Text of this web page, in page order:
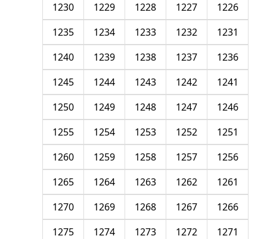
1226
1227
1228
1229
1230
1231
1232
1233
1234
1235
1236
1237
1238
1239
1240
1241
1242
1243
1244
1245
1246
1247
1248
1249
1250
1251
1252
1253
1254
1255
1256
1257
1258
1259
1260
1261
1262
1263
1264
1265
1266
1267
1268
1269
1270
1271
1272
1273
1274
1275